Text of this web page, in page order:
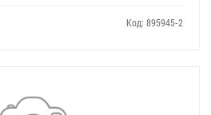
Код: 895945-2